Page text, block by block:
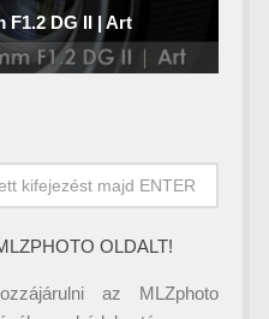
OLDALT!
az MLZphoto